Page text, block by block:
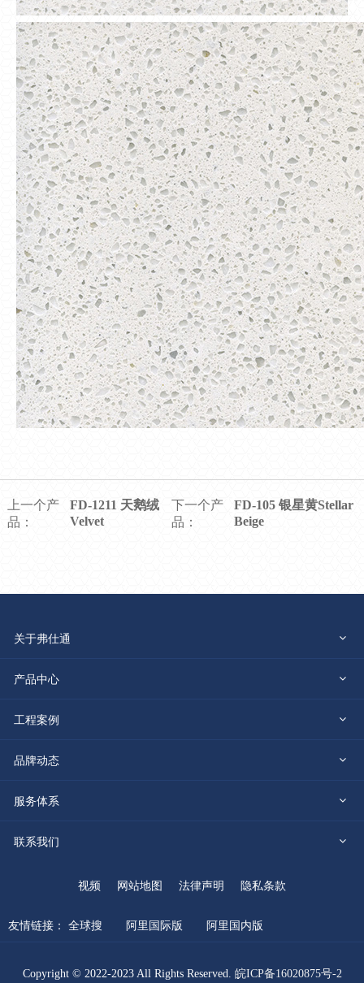
上一个产
品：
FD-1211 天鹅绒
Velvet
下一个产
品：
FD-105 银星黄Stellar
Beige
关于弗仕通
公司介绍
发展历程
企业荣誉
产品中心
冰川系列
鱼肚白系列
冰裂系列
山峰系列
细颗粒系列
复色系列
工程案例
2022年
2021年
2020年
品牌动态
企业新闻
品牌视频
服务体系
加工服务体系
服务规范
意见反馈
联系我们
人才招聘
视频 网站地图 法律声明 隐私条款
友情链接： 全球搜 阿里国际版 阿里国内版
Copyright © 2022-2023 All Rights Reserved. 皖ICP备16020875号-2